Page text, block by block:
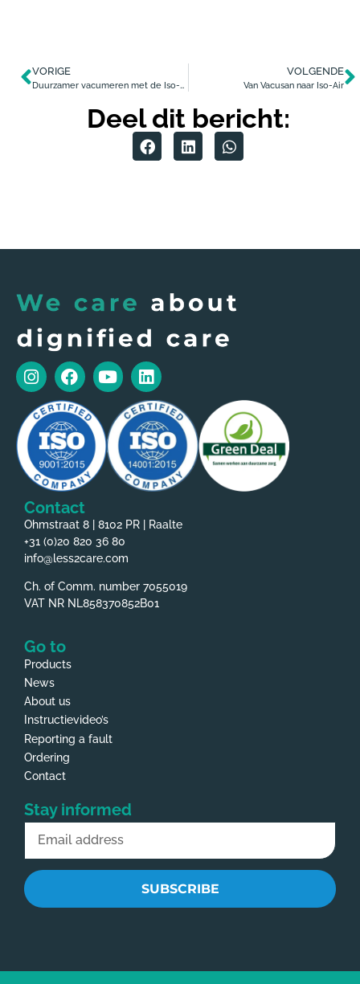
VORIGE
Duurzamer vacumeren met de Iso-Bag
VOLGENDE
Van Vacusan naar Iso-Air
Deel dit bericht:
Contact
Ohmstraat 8 | 8102 PR | Raalte
+31 (0)20 820 36 80
info@less2care.com
Ch. of Comm. number 7055019
VAT NR NL858370852B01
Go to
Products
News
About us
Instructievideo’s
Reporting a fault
Ordering
Contact
Stay informed
SUBSCRIBE